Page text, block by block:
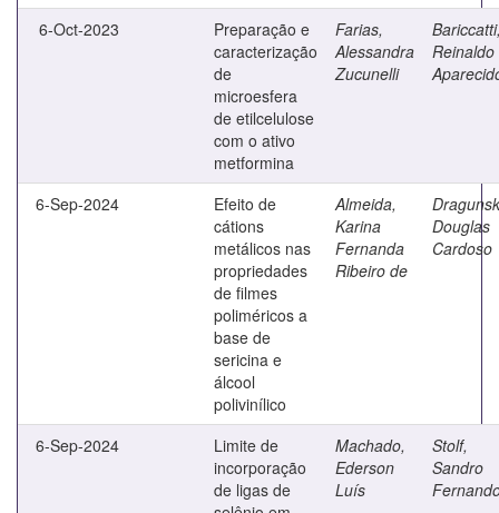
6-Oct-2023
Preparação e
caracterização
de
microesfera
de etilcelulose
com o ativo
metformina
Farias,
Alessandra
Zucunelli
Reinaldo
6-Sep-2024
Efeito de
cátions
metálicos nas
propriedades
de filmes
poliméricos a
base de
sericina e
álcool
polivinílico
Almeida,
Karina
Fernanda
Ribeiro de
Douglas
Cardoso
6-Sep-2024
Limite de
incorporação
de ligas de
Machado,
Ederson
Luís
Stolf,
Sandro